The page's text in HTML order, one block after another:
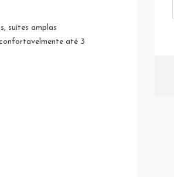
suítes amplas
até 3